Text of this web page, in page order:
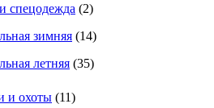
спецодежда (2)
зимняя (14)
летняя (35)
и охоты (11)